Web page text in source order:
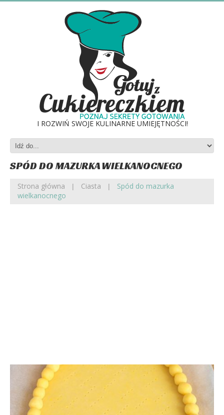
I ROZWIŃ SWOJE KULINARNE UMIEJĘTNOŚCI!
SPÓD DO MAZURKA WIELKANOCNEGO
Strona główna Ciasta
Spód do mazurka
wielkanocnego